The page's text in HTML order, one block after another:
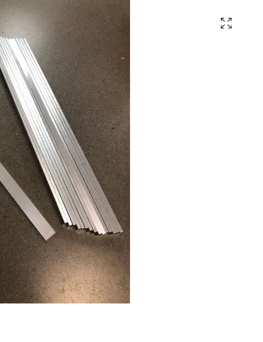
"Mixade skruvar i små
mängder? Inget problem
här."
– Trustpilot-användare